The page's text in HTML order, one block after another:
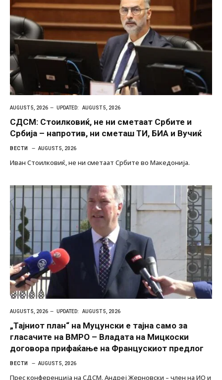
AUGUST 5, 2026 UPDATED: AUGUST 5, 2026
СДСМ: Стоилковиќ, не ни сметаат Србите и
Србија – напротив, ни сметаш ТИ, БИА и Вучиќ
ВЕСТИ AUGUST 5, 2026
Иван Стоилковиќ, не ни сметаат Србите во Македонија.
AUGUST 5, 2026 UPDATED: AUGUST 5, 2026
„Тајниот план“ на Муцунски е тајна само за
гласачите на ВМРО – Владата на Мицкоски
договора прифаќање на Францускиот предлог
ВЕСТИ AUGUST 5, 2026
Прес конференција на СДСМ, Андреј Жерновски – член на ИО и